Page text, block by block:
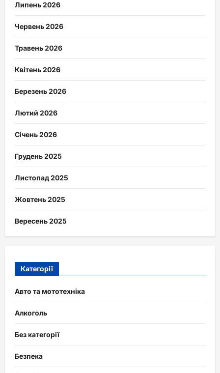
Липень 2026
Червень 2026
Травень 2026
Квітень 2026
Березень 2026
Лютий 2026
Січень 2026
Грудень 2025
Листопад 2025
Жовтень 2025
Вересень 2025
Категорії
Авто та мототехніка
Алкоголь
Без категорії
Безпека